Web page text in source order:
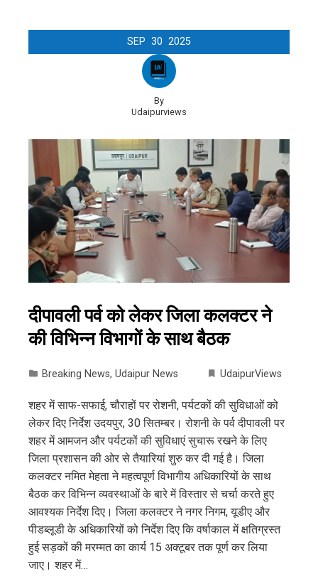
SEP 30 2025
By
Udaipurviews
दीपावली पर्व को लेकर जिला कलक्टर ने
की विभिन्न विभागों के साथ बैठक
Breaking News, Udaipur News UdaipurViews
शहर में साफ-सफाई, चौराहों पर रोशनी, पर्यटकों की सुविधाओं को
लेकर दिए निर्देश उदयपुर, 30 सितम्बर। रोशनी के पर्व दीपावली पर
शहर में आमजन और पर्यटकों की सुविधाएं सुचारू रखने के लिए
जिला प्रशासन की ओर से तैयारियां शुरु कर दी गई है। जिला
कलक्टर नमित मेहता ने महत्वपूर्ण विभागीय अधिकारियों के साथ
बैठक कर विभिन्न व्यवस्थाओं के बारे में विस्तार से चर्चा करते हुए
आवश्यक निर्देश दिए। जिला कलक्टर ने नगर निगम, यूडीए और
पीडब्लूडी के अधिकारियों को निर्देश दिए कि वर्षाकाल में क्षतिग्रस्त
हुई सड़कों की मरम्मत का कार्य 15 अक्टूबर तक पूर्ण कर लिया
जाए। शहर में…